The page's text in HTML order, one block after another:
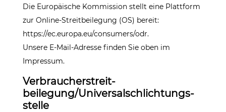
Die Europäische Kommission stellt eine Plattform
zur Online-Streitbeilegung (OS) bereit:
https://ec.europa.eu/consumers/odr.
Unsere E-Mail-Adresse finden Sie oben im
Impressum.
Verbraucher­streit­
beilegung/Universal­schlichtungs­
stelle